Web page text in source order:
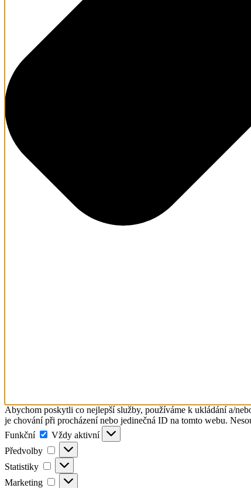
Abychom poskytli co nejlepší služby, používáme k ukládání a/
je chování při procházení nebo jedinečná ID na tomto webu.
Funkční
Funkční
Vždy aktivní
Předvolby
Předvolby
Statistiky Statistiky
Marketing Marketing